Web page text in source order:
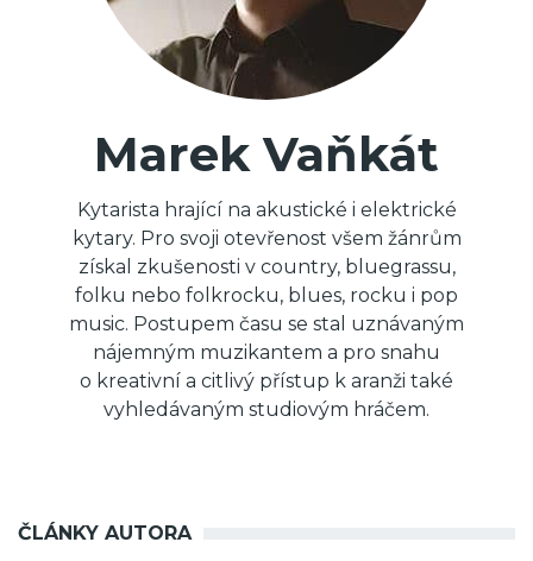
Marek Vaňkát
Kytarista hrající na akustické i elektrické
kytary. Pro svoji otevřenost všem žánrům
získal zkušenosti v country, bluegrassu,
folku nebo folkrocku, blues, rocku i pop
music. Postupem času se stal uznávaným
nájemným muzikantem a pro snahu
o kreativní a citlivý přístup k aranži také
vyhledávaným studiovým hráčem.
ČLÁNKY AUTORA